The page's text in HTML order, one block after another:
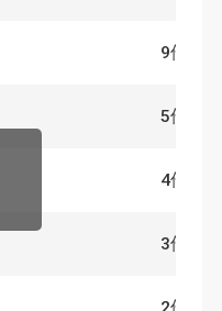
9件
5件
4件
3件
件